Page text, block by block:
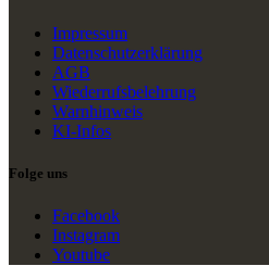
Impressum
Datenschutzerklärung
AGB
Wiederrufsbelehrung
Warnhinweis
KI-Infos
Folge uns
Facebook
Instagram
Youtube